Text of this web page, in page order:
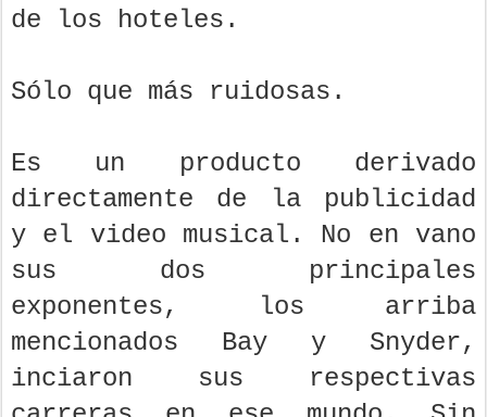
de los hoteles.
Sólo que más ruidosas.
Es un producto derivado
directamente de la publicidad
y el video musical. No en vano
sus dos principales
exponentes, los arriba
mencionados Bay y Snyder,
inciaron sus respectivas